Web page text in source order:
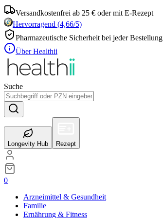
Versandkostenfrei ab 25 € oder mit E-Rezept
Hervorragend (4,66/5)
Pharmazeutische Sicherheit bei jeder Bestellung
Über Healthii
Suche
Longevity Hub Rezept
0
Arzneimittel & Gesundheit
Familie
Ernährung & Fitness